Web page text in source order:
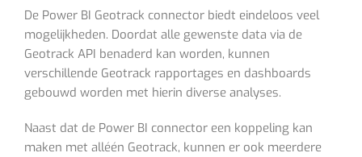
De Power BI Geotrack connector biedt eindeloos veel
mogelijkheden. Doordat alle gewenste data via de
Geotrack API benaderd kan worden, kunnen
verschillende Geotrack rapportages en dashboards
gebouwd worden met hierin diverse analyses.
Naast dat de Power BI connector een koppeling kan
maken met alléén Geotrack, kunnen er ook meerdere